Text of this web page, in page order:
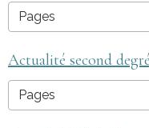
Actualité second degré